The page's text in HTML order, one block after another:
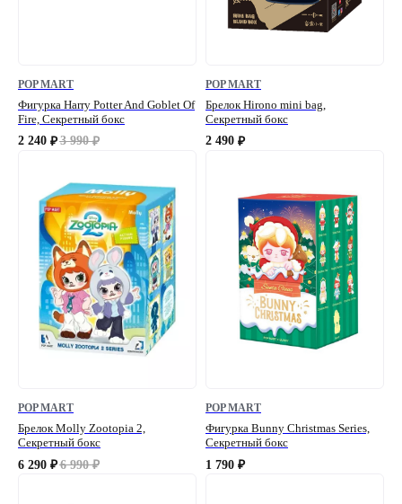
Фигурка Harry Potter And Goblet Of
Fire, Секретный бокс
2 240 ₽ 3 990 ₽
POP MART
Брелок Hirono mini bag,
Секретный бокс
2 490 ₽
POP MART
Брелок Molly Zootopia 2,
Секретный бокс
6 290 ₽ 6 990 ₽
POP MART
Фигурка Bunny Christmas Series,
Секретный бокс
1 790 ₽
POP MART